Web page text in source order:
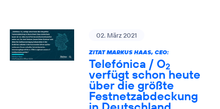
02. März 2021
ZITAT MARKUS HAAS, CEO:
Telefónica / O2
verfügt schon heute
über die größte
Festnetzabdeckung